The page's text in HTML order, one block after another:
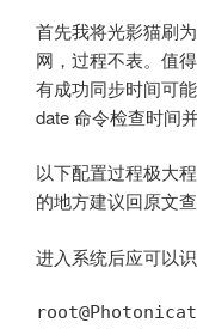
首先我将光影猫刷
网，过程不表。值
有成功同步时间可
date 命令检查时间并
以下配置过程极大
的地方建议回原文查
进入系统后应可以